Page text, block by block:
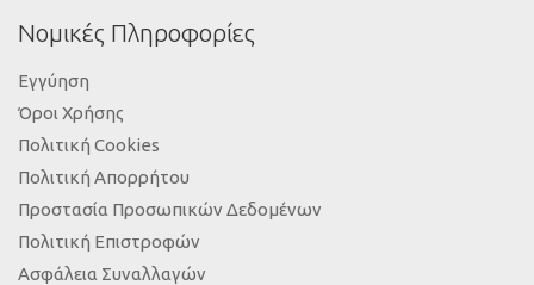
Νομικές Πληροφορίες
Εγγύηση
Όροι Χρήσης
Πολιτική Cookies
Πολιτική Απορρήτου
Προστασία Προσωπικών Δεδομένων
Πολιτική Επιστροφών
Ασφάλεια Συναλλαγών